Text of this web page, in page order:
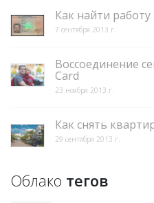
Как найти
7 сентября 2013 г.
Воссоединение
Card
23 ноября 2013 г.
Как снять
29 сентября 2013 г.
Облако тегов